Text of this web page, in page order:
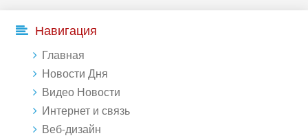
мимо ушей. Он никогда не бывает полезен никому, кроме того, кто
Навигация
Главная
Новости Дня
Видео Новости
Интернет и связь
Веб-дизайн